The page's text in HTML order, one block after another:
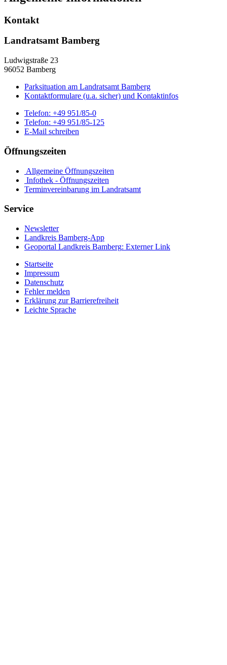
Kontakt
Landratsamt Bamberg
Ludwigstraße 23
96052 Bamberg
Parksituation am Landratsamt Bamberg
Kontaktformulare (u.a. sicher) und Kontaktinfos
Telefon: +49 951/85-0
Telefon: +49 951/85-125
E-Mail schreiben
Öffnungszeiten
Allgemeine Öffnungszeiten
Infothek - Öffnungszeiten
Terminvereinbarung im Landratsamt
Service
Newsletter
Landkreis Bamberg-App
Geoportal Landkreis Bamberg: Externer Link
Startseite
Impressum
Datenschutz
Fehler melden
Erklärung zur Barrierefreiheit
Leichte Sprache